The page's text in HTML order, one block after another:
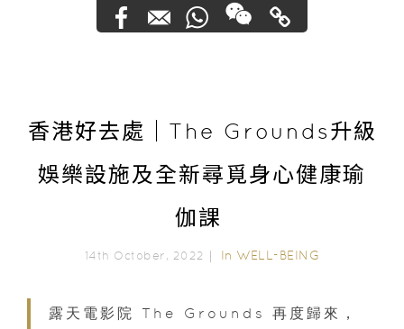
香港好去處｜The Grounds升級
娛樂設施及全新尋覓身心健康瑜
伽課
14th October, 2022｜ In WELL-BEING
露天電影院 The Grounds 再度歸來，